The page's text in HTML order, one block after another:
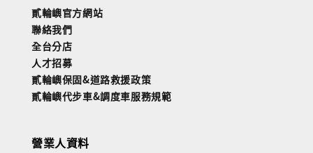
貳輪嶼官方網站
聯絡我們
全台分店
人才招募
貳輪嶼保固&道路救援政策
貳輪嶼代步車&調度車服務規範
營業人資料